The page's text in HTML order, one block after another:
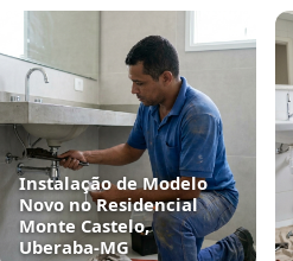
Instalação de Modelo
Novo no Residencial
Monte Castelo,
Uberaba‑MG